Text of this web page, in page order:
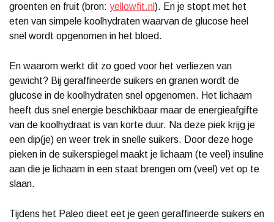
groenten en fruit (bron: yellowfit.nl). En je stopt met het
eten van simpele koolhydraten waarvan de glucose heel
snel wordt opgenomen in het bloed.
En waarom werkt dit zo goed voor het verliezen van
gewicht? Bij geraffineerde suikers en granen wordt de
glucose in de koolhydraten snel opgenomen. Het lichaam
heeft dus snel energie beschikbaar maar de energieafgifte
van de koolhydraat is van korte duur. Na deze piek krijg je
een dip(je) en weer trek in snelle suikers. Door deze hoge
pieken in de suikerspiegel maakt je lichaam (te veel) insuline
aan die je lichaam in een staat brengen om (veel) vet op te
slaan.
Tijdens het Paleo dieet eet je geen geraffineerde suikers en